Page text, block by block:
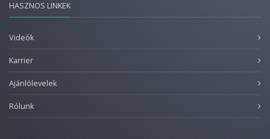
HASZNOS LINKEK
Videók
Karrier
Ajánlólevelek
Rólunk